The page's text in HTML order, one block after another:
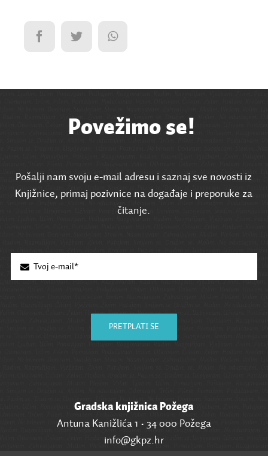
Povežimo se!
Pošalji nam svoju e-mail adresu i saznaj sve novosti iz
Knjižnice, primaj pozivnice na događaje i preporuke za
čitanje.
PRETPLATI SE
Gradska knjižnica Požega
Antuna Kanižlića 1 • 34 000 Požega
info@gkpz.hr